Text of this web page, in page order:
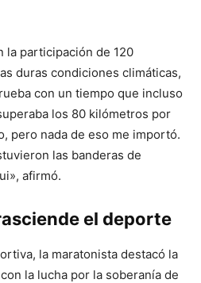
la participación de 120
duras condiciones climáticas,
con un tiempo que incluso
los 80 kilómetros por
pero nada de eso me importó.
las banderas de
afirmó.
el deporte
la maratonista destacó la
la lucha por la soberanía de